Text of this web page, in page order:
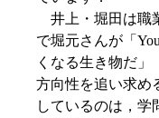
井上・堀田は職
で堀元さんが「
くなる生き物だ」
方向性を追い求め
しているのは，学